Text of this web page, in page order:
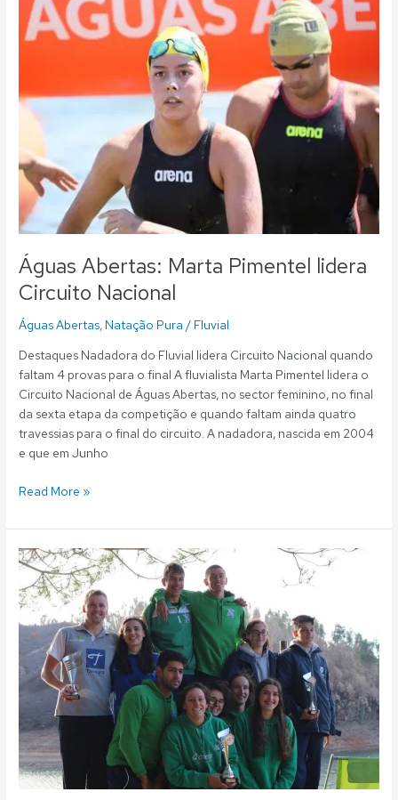
Águas Abertas: Marta Pimentel lidera
Circuito Nacional
Águas Abertas, Natação Pura / Fluvial
Destaques Nadadora do Fluvial lidera Circuito Nacional quando
faltam 4 provas para o final A fluvialista Marta Pimentel lidera o
Circuito Nacional de Águas Abertas, no sector feminino, no final
da sexta etapa da competição e quando faltam ainda quatro
travessias para o final do circuito. A nadadora, nascida em 2004
e que em Junho
Abertas:
Marta
Circuito
Read More »
Águas
Abertas:
Fluvial
campeão
nacional
de
Águas
Abertas